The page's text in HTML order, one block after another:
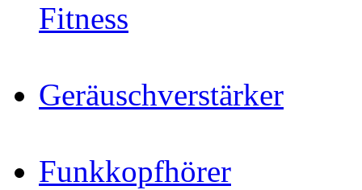
Fitness
Geräuschverstärker
Funkkopfhörer